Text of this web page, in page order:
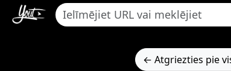
← Atgriezties pie